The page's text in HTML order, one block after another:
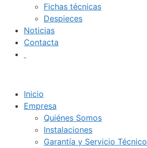
Fichas técnicas
Despieces
Noticias
Contacta
Inicio
Empresa
Quiénes Somos
Instalaciones
Garantía y Servicio Técnico